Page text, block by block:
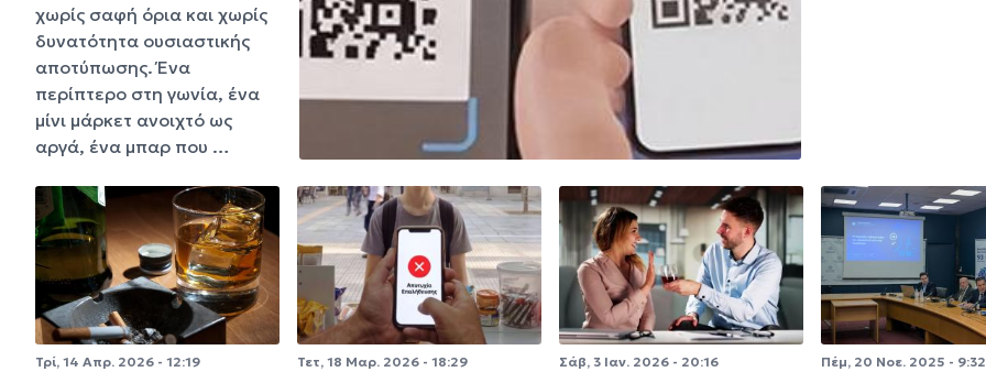
χωρίς σαφή όρια και χωρίς
δυνατότητα ουσιαστικής
αποτύπωσης. Ένα
περίπτερο στη γωνία, ένα
μίνι μάρκετ ανοιχτό ως
αργά, ένα μπαρ που …
Τρί, 14 Απρ. 2026 - 12:19 Τετ, 18 Μαρ. 2026 - 18:29 Σάβ, 3 Ιαν. 2026 - 20:16 Πέμ, 20 Νοε. 2025 - 9:32